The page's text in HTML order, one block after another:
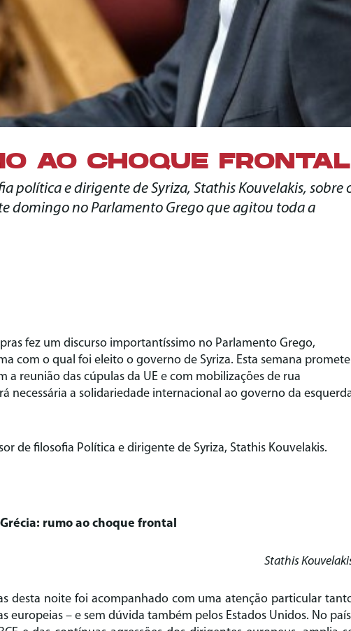
AO CHOQUE FRONTAL
política e dirigente de Syriza, Stathis Kouvelakis, sobre
domingo no Parlamento Grego que agitou toda a
fez um discurso importantíssimo no Parlamento Grego,
com o qual foi eleito o governo de Syriza. Esta semana promete
a reunião das cúpulas da UE e com mobilizações de rua
necessária a solidariedade internacional ao governo da
de filosofia Política e dirigente de Syriza, Stathis Kouvelakis.
Grécia: rumo ao choque frontal
Stathis
desta noite foi acompanhado com uma atenção particular
europeias – e sem dúvida também pelos Estados Unidos. No